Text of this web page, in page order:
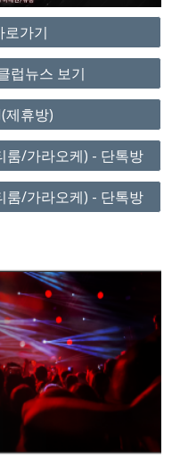
로가기
럽뉴스 보기
제휴방)
룸/가라오케) - 단톡방
룸/가라오케) - 단톡방